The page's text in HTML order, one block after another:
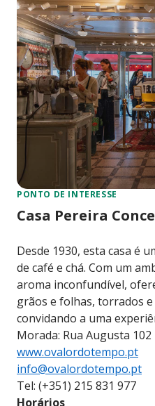
PONTO DE INTERESSE
Casa Pereira
Desde 1930, esta casa é
de café e chá. Com um
aroma inconfundível,
grãos e folhas, torrados
convidando a uma
Morada: Rua Augusta
www.ovalordotempo.pt
info@ovalordotempo.pt
Tel: (+351) 215 831 977
Horários